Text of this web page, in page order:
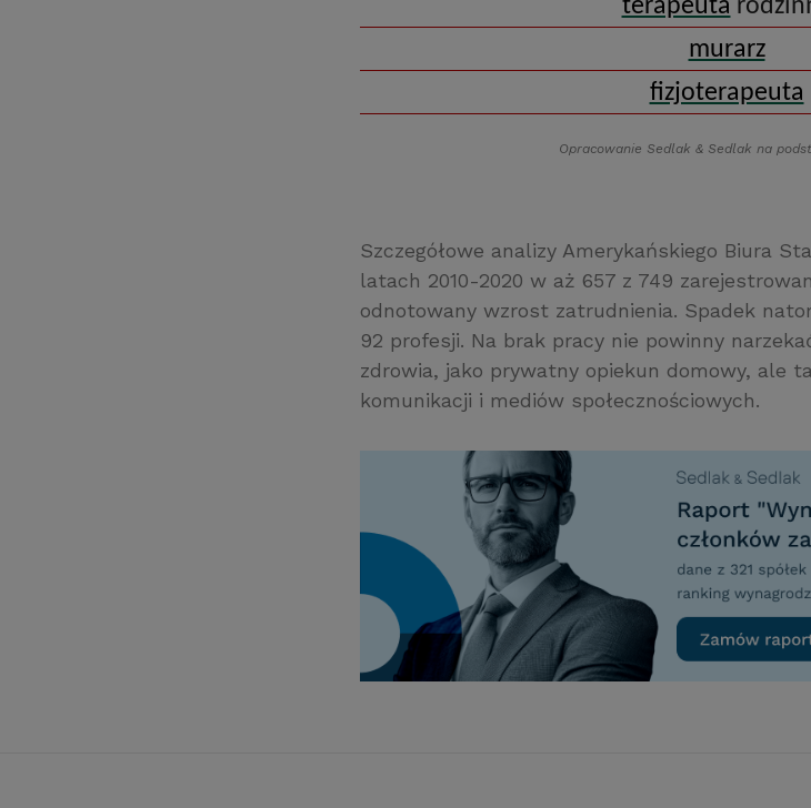
terapeuta
murarz
fizjoterapeuta
Opracowanie Sedlak &Sedlak na
Szczegółowe analizy Amerykańskiego Biura
latach 2010-2020 w aż 657 z 749
odnotowany wzrost zatrudnienia. Spadek
92 profesji. Na brak pracy nie powinny
zdrowia, jako prywatny opiekun domowy, ale
komunikacji i mediów społecznościowych.